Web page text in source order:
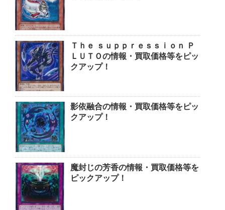
Ｔｈｅ ｓｕｐｐｒｅｓｓｉｏｎ Ｐ
ＬＵＴＯの情報・買取価格等をピッ
クアップ！
影依融合の情報・買取価格等をピッ
クアップ！
魔封じの芳香の情報・買取価格等を
ピックアップ！